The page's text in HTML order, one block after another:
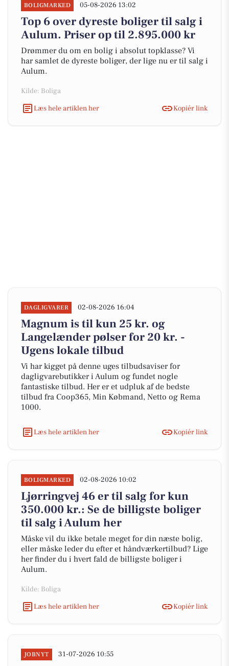
BOLIGMARKED 05-08-2026 13:02
Top 6 over dyreste boliger til salg i
Aulum. Priser op til 2.895.000 kr
Drømmer du om en bolig i absolut topklasse? Vi
har samlet de dyreste boliger, der lige nu er til salg i
Aulum.
Kilde: Boliga
Læs hele artiklen her
Kopiér link
DAGLIGVARER 02-08-2026 16:04
Magnum is til kun 25 kr. og
Langelænder pølser for 20 kr. -
Ugens lokale tilbud
Vi har kigget på denne uges tilbudsaviser for
dagligvarebutikker i Aulum og fundet nogle
fantastiske tilbud. Her er et udpluk af de bedste
tilbud fra Coop365, Min Købmand, Netto og Rema
1000.
Læs hele artiklen her Kopiér link
BOLIGMARKED 02-08-2026 10:02
Ljørringvej 46 er til salg for kun
350.000 kr.: Se de billigste boliger
til salg i Aulum her
Måske vil du ikke betale meget for din næste bolig,
eller måske leder du efter et håndværkertilbud? Lige
her finder du i hvert fald de billigste boliger i
Aulum.
Kilde: Boliga
Læs hele artiklen her
Kopiér link
JOBNYT 31-07-2026 10:55